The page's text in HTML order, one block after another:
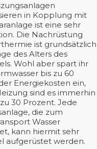
in Kopplung mit
ist eine sehr
Die Nachrüstung
ist grundsätzlich
des Alters des
Wohl aber spart ihr
bis zu 60
Energiekosten ein,
sind es immerhin
30 Prozent. Jede
die zum
Wasser
kann hiermit sehr
aufgerüstet werden.